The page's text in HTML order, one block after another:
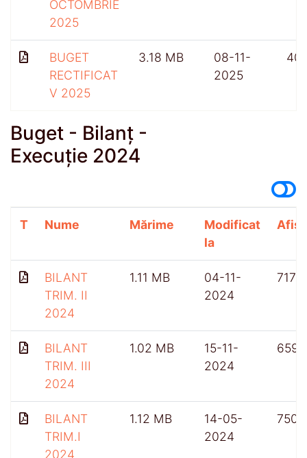
OCTOMBRIE
2025
BUGET
RECTIFICAT
V 2025
3.18 MB
08-11-
2025
401
Buget - Bilanț -
Execuție 2024
T Nume Mărime
Modificat
la
BILANT
TRIM. II
2024
1.11 MB
04-11-
2024
717
BILANT
TRIM. III
2024
1.02 MB
15-11-
2024
659
BILANT
TRIM.I
2024
1.12 MB
14-05-
2024
750